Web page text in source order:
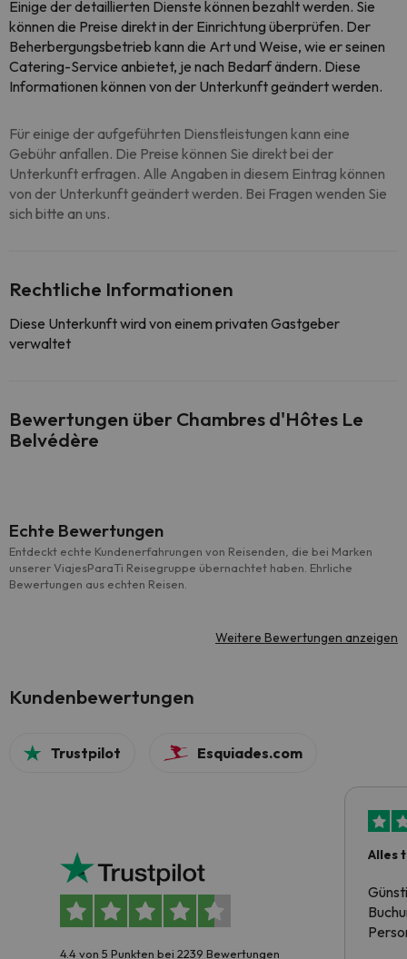
Einige der detaillierten Dienste können bezahlt werden. Sie
können die Preise direkt in der Einrichtung überprüfen. Der
Beherbergungsbetrieb kann die Art und Weise, wie er seinen
Catering-Service anbietet, je nach Bedarf ändern. Diese
Informationen können von der Unterkunft geändert werden.
Für einige der aufgeführten Dienstleistungen kann eine
Gebühr anfallen. Die Preise können Sie direkt bei der
Unterkunft erfragen. Alle Angaben in diesem Eintrag können
von der Unterkunft geändert werden. Bei Fragen wenden Sie
sich bitte an uns.
Rechtliche Informationen
Diese Unterkunft wird von einem privaten Gastgeber
verwaltet
Bewertungen über Chambres d'Hôtes Le
Belvédère
Echte Bewertungen
Entdeckt echte Kundenerfahrungen von Reisenden, die bei Marken
unserer ViajesParaTi Reisegruppe übernachtet haben. Ehrliche
Bewertungen aus echten Reisen.
Weitere Bewertungen anzeigen
Kundenbewertungen
Trustpilot Esquiades.com
4.4 von 5 Punkten bei 2239 Bewertungen
Alles